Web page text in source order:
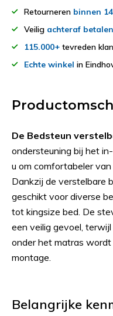
Retourneren binnen
Veilig achteraf betalen
115.000+ tevreden
Echte winkel in
De Bedsteun
ondersteuning bij het
u om comfortabeler
Dankzij de verstelbare
geschikt voor diverse
tot kingsize bed. De
een veilig gevoel,
onder het matras
montage.
Belangrijke